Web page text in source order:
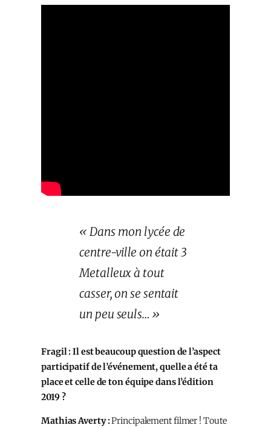
« Dans mon lycée de
centre-ville on était 3
Metalleux à tout
casser, on se sentait
un peu seuls… »
Fragil : Il est beaucoup question de l’aspect
participatif de l’événement, quelle a été ta
place et celle de ton équipe dans l’édition
2019 ?
Mathias Averty :Principalement filmer ! Toute